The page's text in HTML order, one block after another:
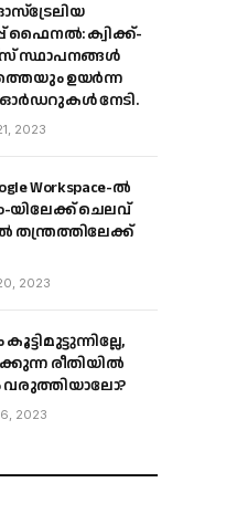
ഫൈനൽ: ക്വിക്ക്-
സ്ഥാപനങ്ങൾ
ഉയർന്ന
ഓർഡറുകൾ നേടി.
2023
Workspace-ൽ
യിലേക്ക് ചെലവ്
2023
രീതിയിൽ
വരുത്തിയാലോ?
2023